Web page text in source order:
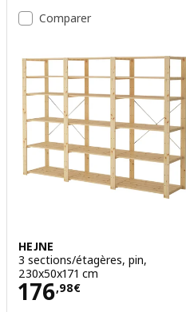
Comparer
HEJNE
3 sections/étagères, pin,
230x50x171 cm
176,98€
Prix 176,98€